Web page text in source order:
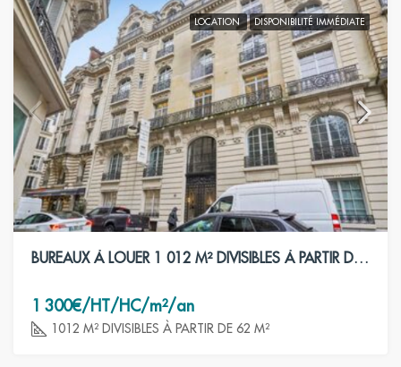
LOCATION DISPONIBILITÉ IMMÉDIATE
BUREAUX À LOUER 1 012 M² DIVISIBLES À PARTIR DE 62 M² – PARIS 7ÈME
1 300€/HT/HC/m²/an
1012 M² DIVISIBLES À PARTIR DE 62 M²